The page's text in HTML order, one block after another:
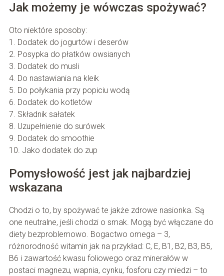
Jak możemy je wówczas spożywać?
Oto niektóre sposoby:
1. Dodatek do jogurtów i deserów
2. Posypka do płatków owsianych
3. Dodatek do musli
4. Do nastawiania na kleik
5. Do połykania przy popiciu wodą
6. Dodatek do kotletów
7. Składnik sałatek
8. Uzupełnienie do surówek
9. Dodatek do smoothie
10. Jako dodatek do zup
Pomysłowość jest jak najbardziej
wskazana
Chodzi o to, by spożywać te jakże zdrowe nasionka. Są
one neutralne, jeśli chodzi o smak. Mogą być włączane do
diety bezproblemowo. Bogactwo omega – 3,
różnorodność witamin jak na przykład: C, E, B1, B2, B3, B5,
B6 i zawartość kwasu foliowego oraz minerałów w
postaci magnezu, wapnia, cynku, fosforu czy miedzi – to